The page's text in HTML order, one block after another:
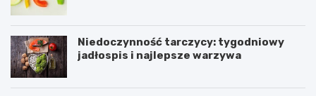
Niedoczynność tarczycy: tygodniowy
jadłospis i najlepsze warzywa